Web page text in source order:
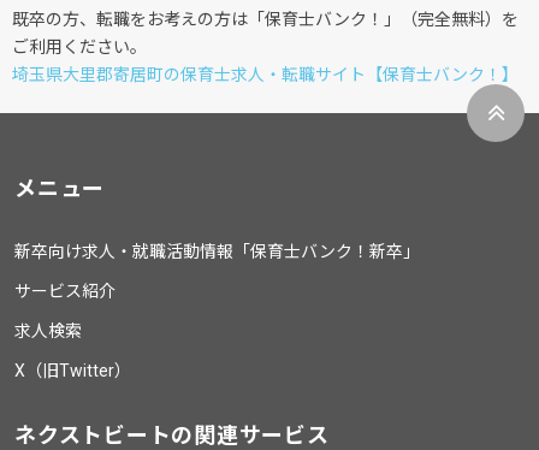
既卒の方、転職をお考えの方は「保育士バンク！」（完全無料）を
ご利用ください。
埼玉県大里郡寄居町の保育士求人・転職サイト【保育士バンク！】
メニュー
新卒向け求人・就職活動情報「保育士バンク！新卒」
サービス紹介
求人検索
X（旧Twitter）
ネクストビートの関連サービス